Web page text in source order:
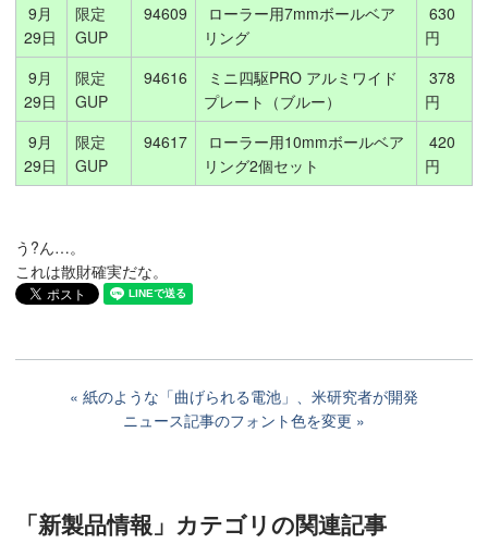
9月
29日
限定
GUP
94609
ローラー用7mmボールベア
リング
630
円
9月
29日
限定
GUP
94616
ミニ四駆PRO アルミワイド
プレート（ブルー）
378
円
9月
29日
限定
GUP
94617
ローラー用10mmボールベア
リング2個セット
420
円
う?ん…。
これは散財確実だな。
紙のような「曲げられる電池」、米研究者が開発
ニュース記事のフォント色を変更
「新製品情報」カテゴリの関連記事